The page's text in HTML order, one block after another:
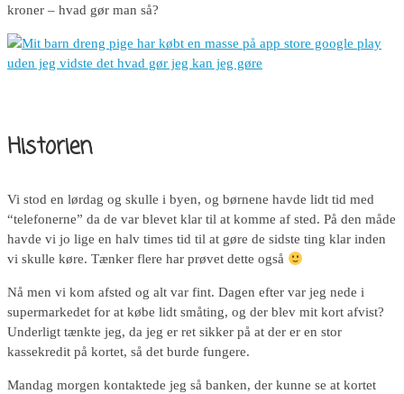
kroner – hvad gør man så?
Historien
Vi stod en lørdag og skulle i byen, og børnene havde lidt tid med
“telefonerne” da de var blevet klar til at komme af sted. På den måde
havde vi jo lige en halv times tid til at gøre de sidste ting klar inden
vi skulle køre. Tænker flere har prøvet dette også
Nå men vi kom afsted og alt var fint. Dagen efter var jeg nede i
supermarkedet for at købe lidt småting, og der blev mit kort afvist?
Underligt tænkte jeg, da jeg er ret sikker på at der er en stor
kassekredit på kortet, så det burde fungere.
Mandag morgen kontaktede jeg så banken, der kunne se at kortet